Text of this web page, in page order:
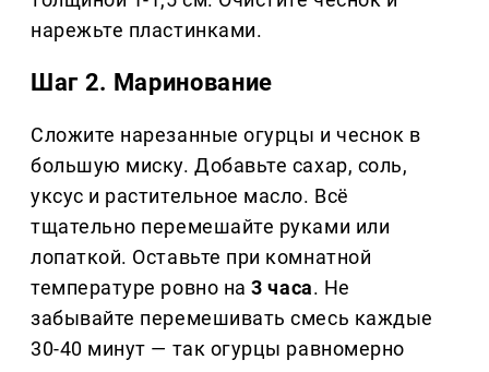
нарежьте пластинками.
Шаг 2. Маринование
Сложите нарезанные огурцы и чеснок в
большую миску. Добавьте сахар, соль,
уксус и растительное масло. Всё
тщательно перемешайте руками или
лопаткой. Оставьте при комнатной
температуре ровно на3 часа. Не
забывайте перемешивать смесь каждые
30-40 минут — так огурцы равномерно